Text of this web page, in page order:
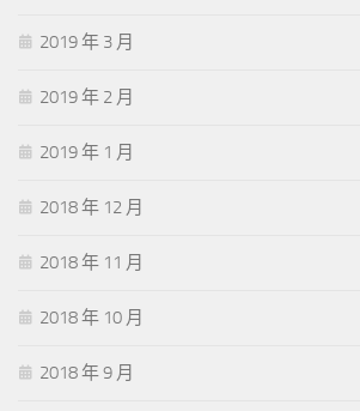
2019 年 3 月
2019 年 2 月
2019 年 1 月
2018 年 12 月
2018 年 11 月
2018 年 10 月
2018 年 9 月